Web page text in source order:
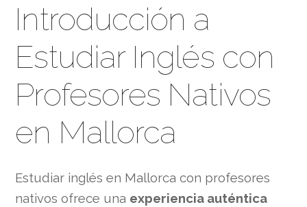
Introducción a
Estudiar Inglés con
Profesores Nativos
en Mallorca
Estudiar inglés en Mallorca con profesores
nativos ofrece una experiencia auténtica